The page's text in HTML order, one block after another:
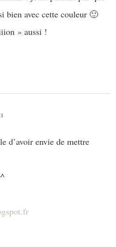
bien avec cette couleur 🙂
» aussi !
d’avoir envie de mettre